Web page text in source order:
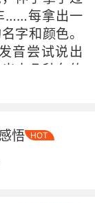
……每拿出一
字和颜色。
音尝试说出
十几种车的
怎么说？”
的工具时，
英语”，而
种状态下的
“英语探索
悟 HOT